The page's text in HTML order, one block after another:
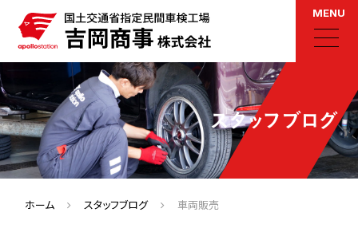
MENU
スタッフブログ
ホーム スタッフブログ 車両販売